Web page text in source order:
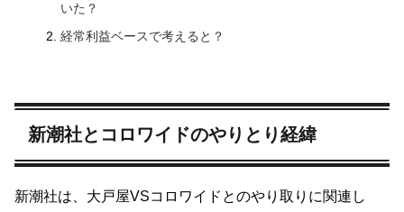
いた？
経常利益ベースで考えると？
新潮社とコロワイドのやりとり経緯
新潮社は、大戸屋VSコロワイドとのやり取りに関連し